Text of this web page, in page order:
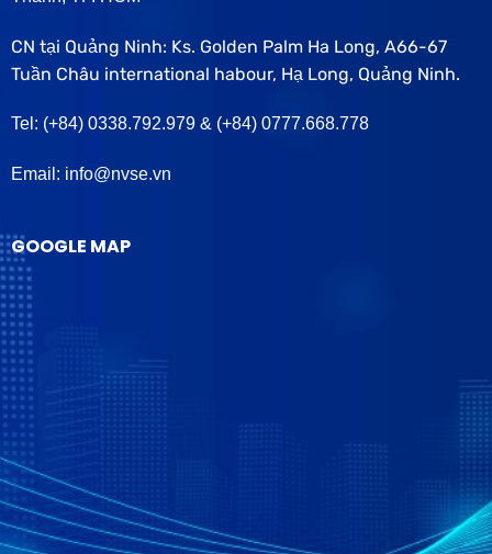
Tel: (+84) 0338.792.979 & (+84) 0777.668.778
Email: info@nvse.vn
GOOGLE MAP